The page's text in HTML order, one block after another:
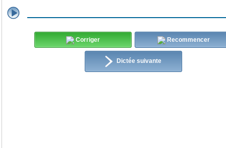
Corriger Recommencer
Dictée suivante